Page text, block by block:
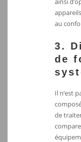
au
3.
de
Il n’est
de